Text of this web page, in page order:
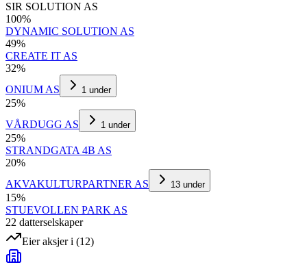
SIR SOLUTION AS
100%
DYNAMIC SOLUTION AS
49%
CREATE IT AS
32%
ONIUM AS
1 under
25%
VÅRDUGG AS
1 under
25%
STRANDGATA 4B AS
20%
AKVAKULTURPARTNER AS
13 under
15%
STUEVOLLEN PARK AS
22 datterselskaper
Eier aksjer i (12)